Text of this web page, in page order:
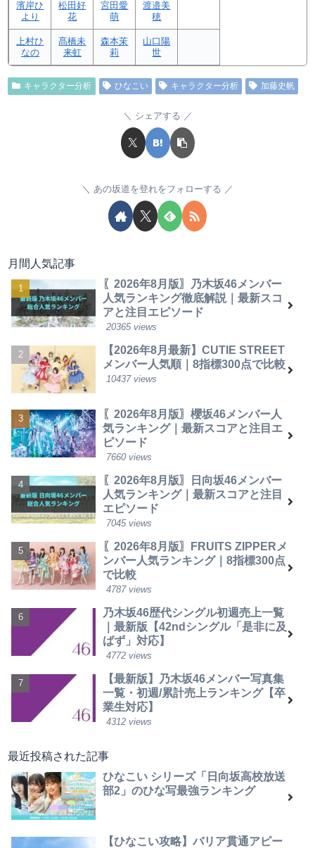
濱岸ひ
より
松田好
花
宮田愛
萌
渡邉美
穂
上村ひ
なの
髙橋未
来虹
森本茉
莉
山口陽
世
キャラクター分析 ひなこい キャラクター分析 加藤史帆
シェアする
あの坂道を登れをフォローする
月間人気記事
〖2026年8月版〗乃木坂46メンバー
人気ランキング徹底解説｜最新スコ
アと注目エピソード
20365 views
【2026年8月最新】CUTIE STREET
メンバー人気順｜8指標300点で比較
10437 views
〖2026年8月版〗櫻坂46メンバー人
気ランキング｜最新スコアと注目エ
ピソード
7660 views
〖2026年8月版〗日向坂46メンバー
人気ランキング｜最新スコアと注目
エピソード
7045 views
〖2026年8月版〗FRUITS ZIPPERメ
ンバー人気ランキング｜8指標300点
で比較
4787 views
乃木坂46歴代シングル初週売上一覧
｜最新版【42ndシングル「是非に及
ばず」対応】
4772 views
【最新版】乃木坂46メンバー写真集
一覧・初週/累計売上ランキング【卒
業生対応】
4312 views
最近投稿された記事
ひなこい シリーズ「日向坂高校放送
部2」のひな写最強ランキング
【ひなこい攻略】バリア貫通アピー